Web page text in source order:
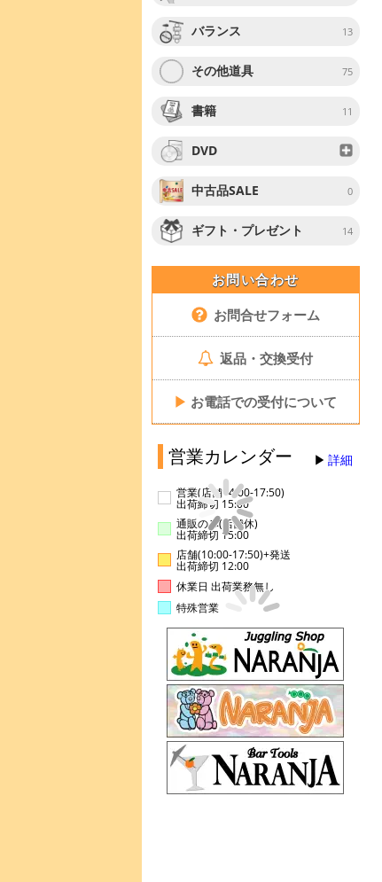
バランス 13
その他道具 75
書籍 11
DVD
中古品SALE 0
ギフト・プレゼント 14
お問い合わせ
お問合せフォーム
返品・交換受付
▶ お電話での受付について
営業カレンダー 詳細
営業(店舗14:00-17:50)
出荷締切 15:00
通販のみ(店舗休)
出荷締切 15:00
店舗(10:00-17:50)+発送
出荷締切 12:00
休業日 出荷業務無し
特殊営業